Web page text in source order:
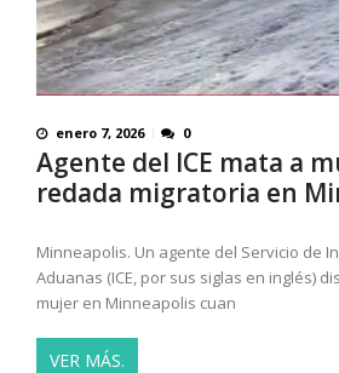
enero 7, 2026 0
Agente del ICE mata a
redada migratoria en
Minneapolis. Un agente del Servicio de
Aduanas (ICE, por sus siglas en inglés)
mujer en Minneapolis cuan
VER MÁS.